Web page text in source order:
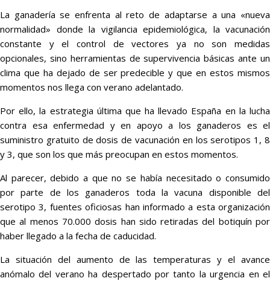
La ganadería se enfrenta al reto de adaptarse a una «nueva
normalidad» donde la vigilancia epidemiológica, la vacunación
constante y el control de vectores ya no son medidas
opcionales, sino herramientas de supervivencia básicas ante un
clima que ha dejado de ser predecible y que en estos mismos
momentos nos llega con verano adelantado.
Por ello, la estrategia última que ha llevado España en la lucha
contra esa enfermedad y en apoyo a los ganaderos es el
suministro gratuito de dosis de vacunación en los serotipos 1, 8
y 3, que son los que más preocupan en estos momentos.
Al parecer, debido a que no se había necesitado o consumido
por parte de los ganaderos toda la vacuna disponible del
serotipo 3, fuentes oficiosas han informado a esta organización
que al menos 70.000 dosis han sido retiradas del botiquín por
haber llegado a la fecha de caducidad.
La situación del aumento de las temperaturas y el avance
anómalo del verano ha despertado por tanto la urgencia en el